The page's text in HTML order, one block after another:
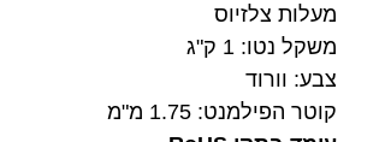
מעלות צלזיוס
משקל נטו: 1 ק"ג
צבע: וורוד
קוטר הפילמנט: 1.75 מ"מ